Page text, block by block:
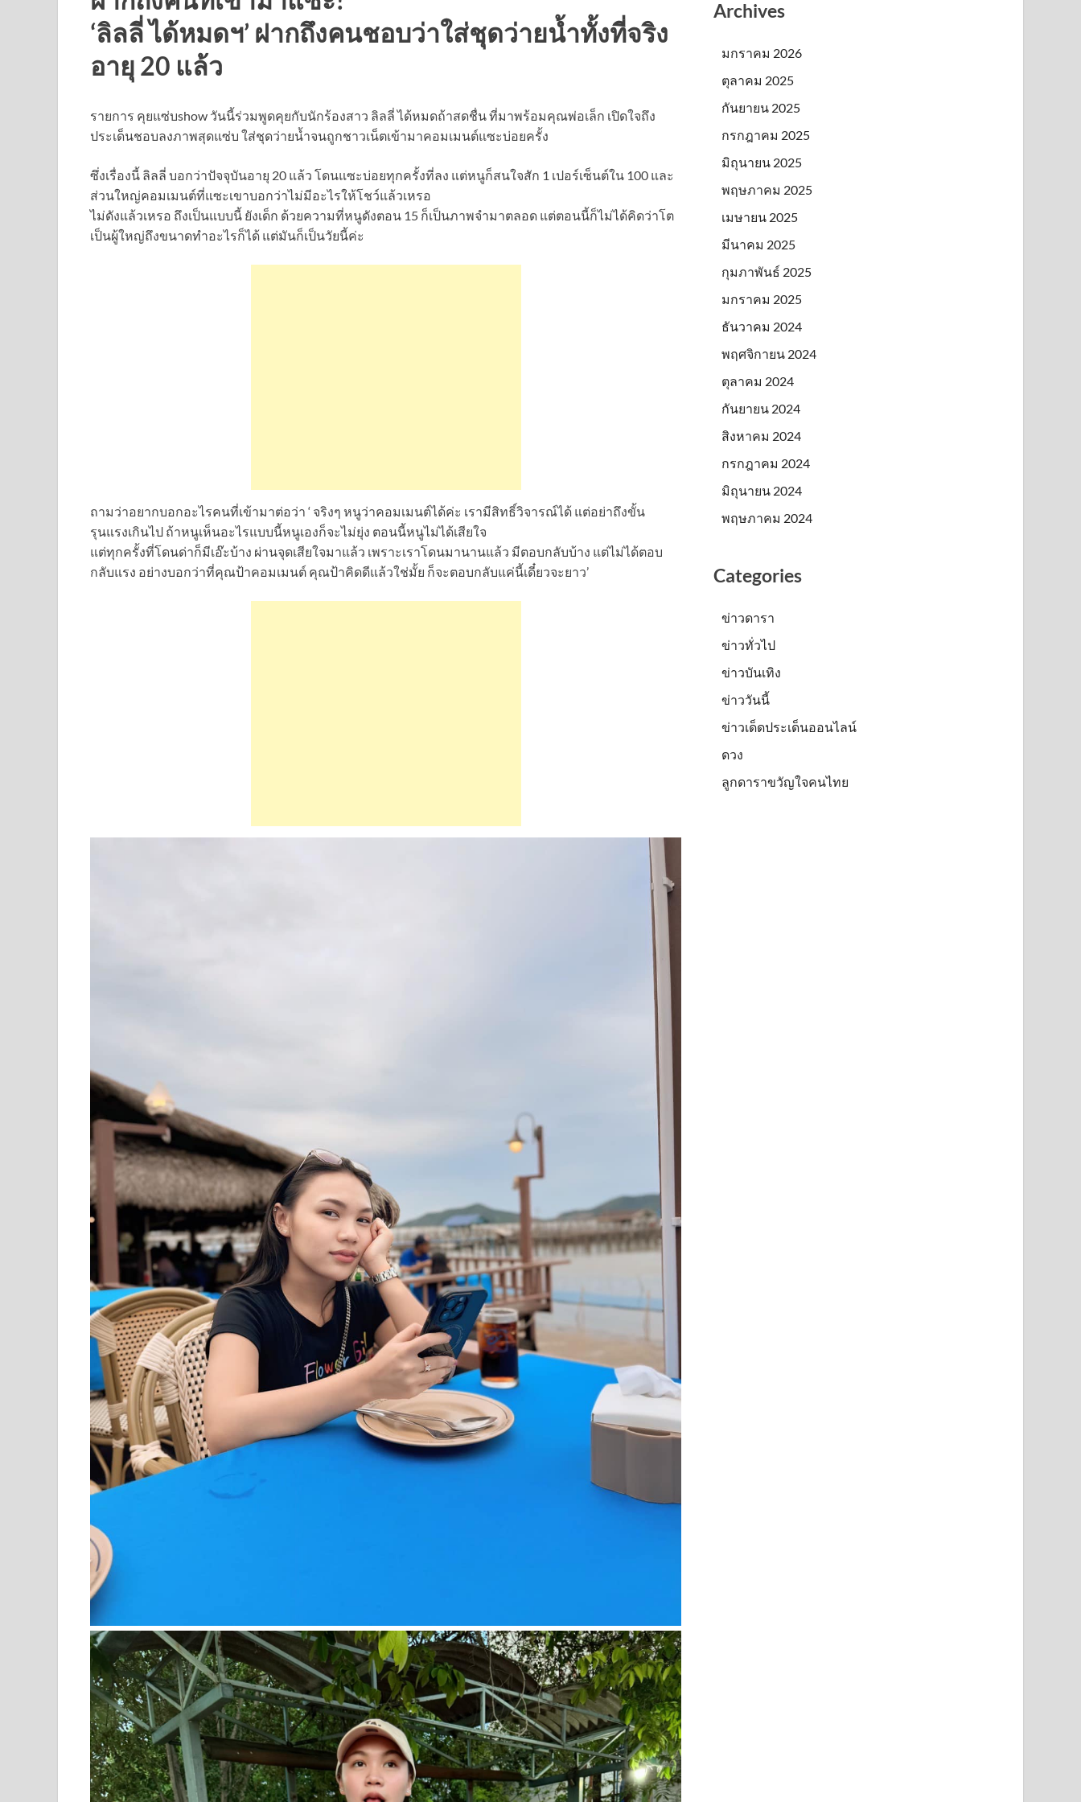
‘ลิลลี่ ได้หมดฯ’ ฝากถึงคนชอบว่าใส่ชุดว่ายน้ำทั้งที่จริง
อายุ 20 แล้ว
รายการ คุยแซ่บshow วันนี้ร่วมพูดคุยกับนักร้องสาว ลิลลี่ ได้หมดถ้าสดชื่น ที่มาพร้อมคุณพ่อเล็ก เปิดใจถึง
ประเด็นชอบลงภาพสุดแซ่บ ใส่ชุดว่ายน้ำจนถูกชาวเน็ตเข้ามาคอมเมนต์แซะบ่อยครั้ง
ซึ่งเรื่องนี้ ลิลลี่ บอกว่าปัจจุบันอายุ 20 แล้ว โดนแซะบ่อยทุกครั้งที่ลง แต่หนูก็สนใจสัก 1 เปอร์เซ็นต์ใน 100 และ
ส่วนใหญ่คอมเมนต์ที่แซะเขาบอกว่าไม่มีอะไรให้โชว์แล้วเหรอ
ไม่ดังแล้วเหรอ ถึงเป็นแบบนี้ ยังเด็ก ด้วยความที่หนูดังตอน 15 ก็เป็นภาพจำมาตลอด แต่ตอนนี้ก็ไม่ได้คิดว่าโต
เป็นผู้ใหญ่ถึงขนาดทำอะไรก็ได้ แต่มันก็เป็นวัยนี้ค่ะ
ถามว่าอยากบอกอะไรคนที่เข้ามาต่อว่า ‘ จริงๆ หนูว่าคอมเมนต์ได้ค่ะ เรามีสิทธิ์วิจารณ์ได้ แต่อย่าถึงขั้น
รุนแรงเกินไป ถ้าหนูเห็นอะไรแบบนี้หนูเองก็จะไม่ยุ่ง ตอนนี้หนูไม่ได้เสียใจ
แต่ทุกครั้งที่โดนด่าก็มีเอ๊ะบ้าง ผ่านจุดเสียใจมาแล้ว เพราะเราโดนมานานแล้ว มีตอบกลับบ้าง แต่ไม่ได้ตอบ
กลับแรง อย่างบอกว่าที่คุณป้าคอมเมนต์ คุณป้าคิดดีแล้วใช่มั้ย ก็จะตอบกลับแค่นี้เดี๋ยวจะยาว’
Archives
มกราคม 2026
ตุลาคม 2025
กันยายน 2025
กรกฎาคม 2025
มิถุนายน 2025
พฤษภาคม 2025
เมษายน 2025
มีนาคม 2025
กุมภาพันธ์ 2025
มกราคม 2025
ธันวาคม 2024
พฤศจิกายน 2024
ตุลาคม 2024
กันยายน 2024
สิงหาคม 2024
กรกฎาคม 2024
มิถุนายน 2024
พฤษภาคม 2024
Categories
ข่าวดารา
ข่าวทั่วไป
ข่าวบันเทิง
ข่าววันนี้
ข่าวเด็ดประเด็นออนไลน์
ดวง
ลูกดาราขวัญใจคนไทย